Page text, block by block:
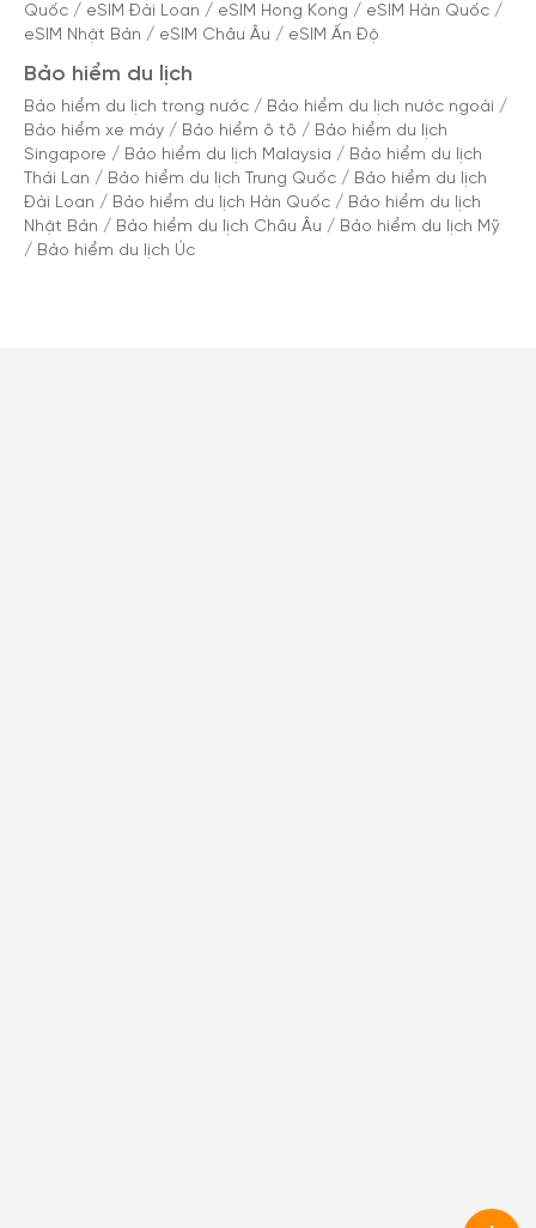
Quốc / eSIM Đài Loan / eSIM Hong Kong / eSIM Hàn Quốc /
eSIM Nhật Bản / eSIM Châu Âu / eSIM Ấn Độ
Bảo hiểm du lịch
Bảo hiểm du lịch trong nước / Bảo hiểm du lịch nước ngoài /
Bảo hiểm xe máy / Bảo hiểm ô tô / Bảo hiểm du lịch
Singapore / Bảo hiểm du lịch Malaysia / Bảo hiểm du lịch
Thái Lan / Bảo hiểm du lịch Trung Quốc / Bảo hiểm du lịch
Đài Loan / Bảo hiểm du lịch Hàn Quốc / Bảo hiểm du lịch
Nhật Bản / Bảo hiểm du lịch Châu Âu / Bảo hiểm du lịch Mỹ
/ Bảo hiểm du lịch Úc